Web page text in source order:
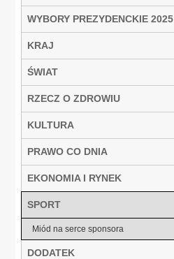
WYBORY PREZYDENCKIE 2025
KRAJ
ŚWIAT
RZECZ O ZDROWIU
KULTURA
PRAWO CO DNIA
EKONOMIA I RYNEK
SPORT
Miód na serce sponsora
DODATEK